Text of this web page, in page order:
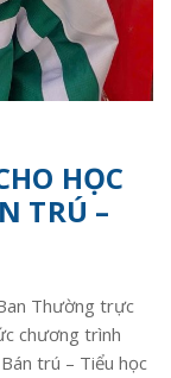
HỌC
TRÚ –
Thường trực
chương trình
trú – Tiểu học